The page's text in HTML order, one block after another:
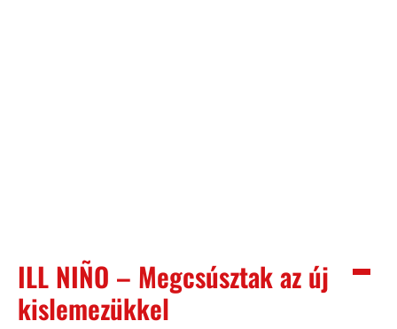
ILL NIÑO – Megcsúsztak az új
kislemezükkel